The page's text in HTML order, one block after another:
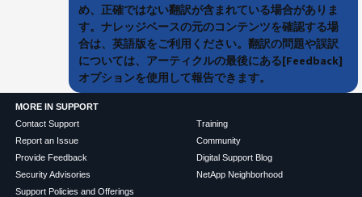
め、正確ではない翻訳が含まれている場合がありま
す。ナレッジベースの元のコンテンツを確認する場
合は、英語版をご利用ください。翻訳の問題や誤訳
については、アーティクルの最後にある[Feedback]
オプションを使用して報告できます。
MORE IN SUPPORT
Contact Support
Report an Issue
Provide Feedback
Security Advisories
Support Policies and Offerings
Training
Community
Digital Support Blog
NetApp Neighborhood